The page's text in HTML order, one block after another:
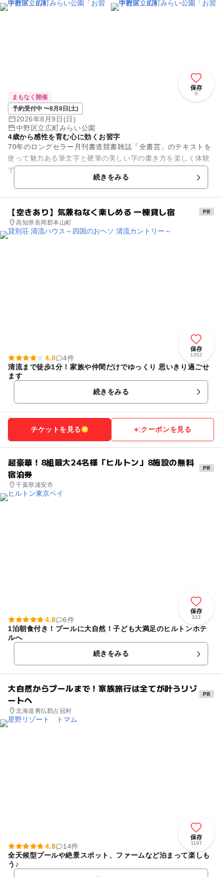
保存
0
まもなく開催
予約受付中 〜8月8日(土)
2026年8月9日(日)
中野区立広町みらい公園
4歳から感性を育む心に効くお習字
70年のロングセラー月刊書道競書雑誌「全書芸」のテキストを
使って魅力ある筆文字と硬筆の美しい字の書き方を楽しく体験
する。漢字五変化！5書体で表現する「一字書」も楽しもう。4
歳～大人、親子参加も大...続きをみる
【空きあり】気兼ねなく楽しめる 一棟貸し宿
高知県長岡郡本山町
保存
1352
4.0
4件
清流まで徒歩1分！家族や仲間だけでゆっくり 思いきり過ごせ
ます
続きをみる
チケットを見る クーポンを見る
超豪華！8組最大24名様「ヒルトン」8施設の無料
宿泊券
千葉県浦安市
保存
323
4.8
6件
1泊朝食付き！プールに大自然！子ども大満足のヒルトンホテ
ルへ
続きをみる
大自然からプールまで！家族旅行は全てが叶うリゾ
ートへ
北海道勇払郡占冠村
保存
1197
4.8
14件
全天候型プールや絶景スポット、ファームなど泊まって楽しも
う♪